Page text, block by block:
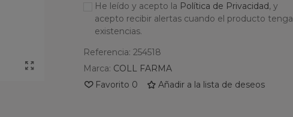
He leído y acepto la Política de Privacidad, y
acepto recibir alertas cuando el producto tenga
existencias.
Referencia: 254518
Marca: COLL FARMA
Favorito 0 Añadir a la lista de deseos